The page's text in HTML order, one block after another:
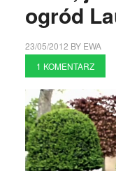
ogród
23/05/2012 BY EWA
1 KOMENTARZ